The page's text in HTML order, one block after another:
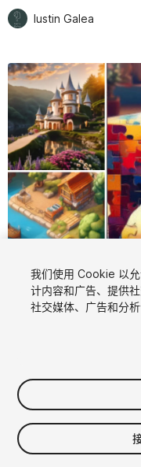
Iustin Galea
当前幻灯片：1 / 12
$100
增值税将在结算时计算
我们使用 Cookie 以
计内容和广告、提供
社交媒体、广告和分